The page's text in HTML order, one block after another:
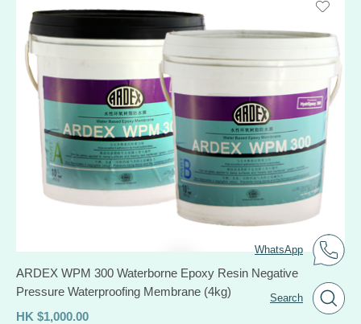
WhatsApp
Search
ARDEX WPM 300 Waterborne Epoxy Resin Negative
Pressure Waterproofing Membrane (4kg)
HK $1,000.00